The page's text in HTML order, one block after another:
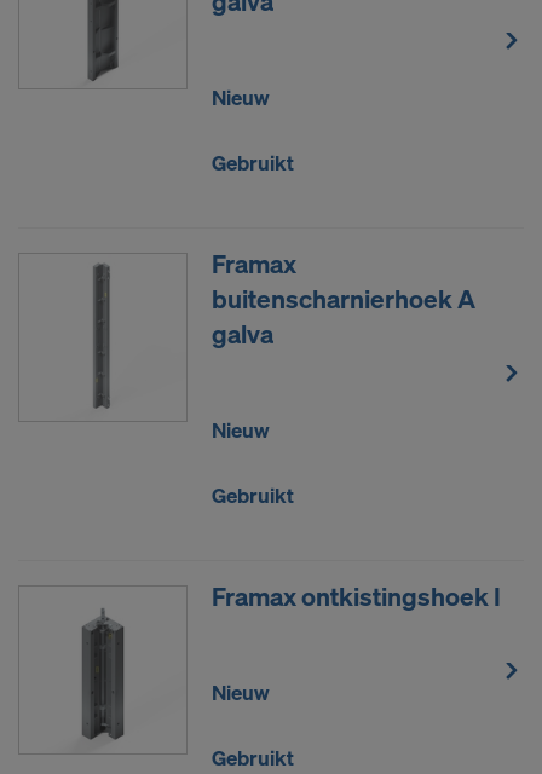
Nieuw
Gebruikt
Framax
buitenscharnierhoek A
galva
Nieuw
Gebruikt
Framax ontkistingshoek I
Nieuw
Gebruikt